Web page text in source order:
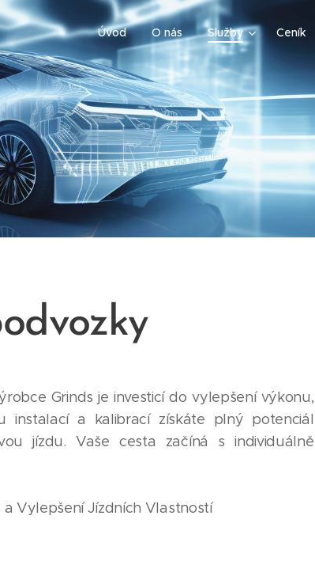
Úvod O nás Služby Ceník
Grinds je investicí do vylepšení výkonu,
instalací a kalibrací získáte plný potenciál
jízdu. Vaše cesta začíná s individuálně
Vylepšení Jízdních Vlastností